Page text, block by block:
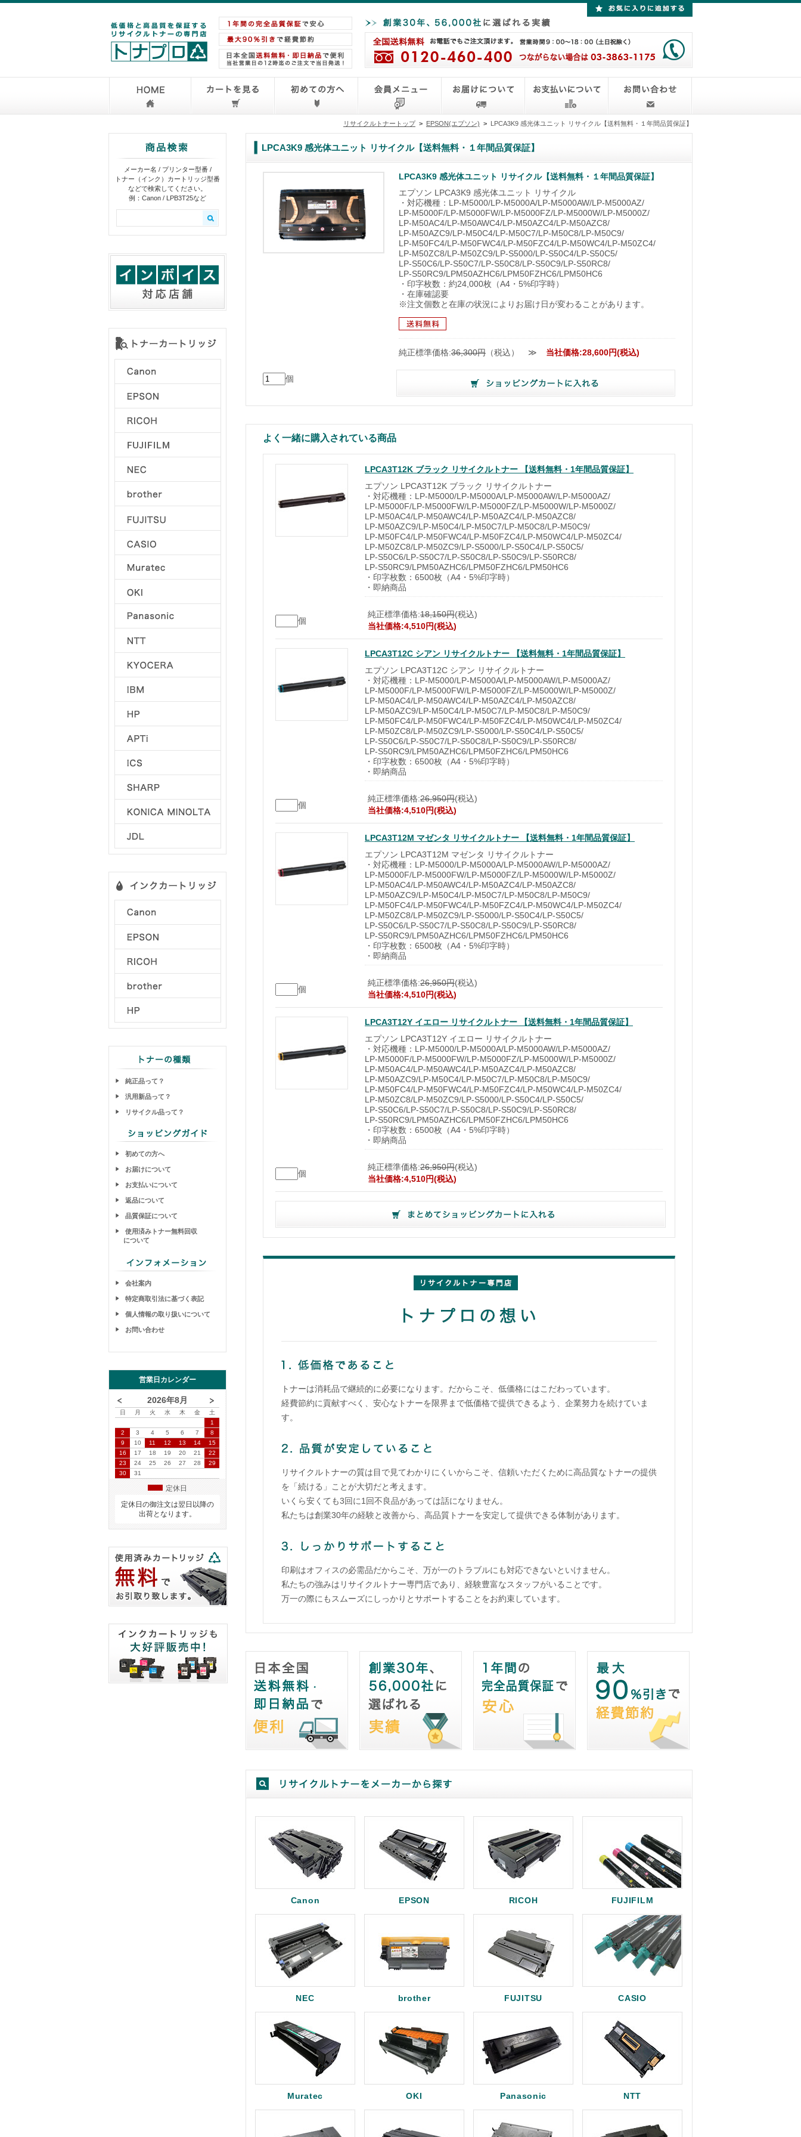
リサイクルトナートップ > EPSON(エプソン) > LPCA3K9 感光体ユニット リサイクル【送料無料・１年間品質保証】
メーカー名 / プリンター型番 /
トナー（インク）カートリッジ型番
などで検索してください。
例：Canon / LPB3T25など
純正品って？
汎用新品って？
リサイクル品って？
初めての方へ
お届けについて
お支払いについて
返品について
品質保証について
使用済みトナー無料回収
について
会社案内
特定商取引法に基づく表記
個人情報の取り扱いについて
お問い合わせ
営業日カレンダー
2026年8月
日 月 火 水 木 金
土
1
2
3 4 5 6 7
8
9
10 11 12 13 14
15
16
17 18 19 20 21
22
23
24 25 26 27 28
29
30
31
定休日
定休日の御注文は翌日以降の
出荷となります。
LPCA3K9 感光体ユニット リサイクル【送料無料・１年間品質保証】
LPCA3K9 感光体ユニット リサイクル【送料無料・１年間品質保証】
エプソン LPCA3K9 感光体ユニット リサイクル
・対応機種：LP-M5000/LP-M5000A/LP-M5000AW/LP-M5000AZ/
LP-M5000F/LP-M5000FW/LP-M5000FZ/LP-M5000W/LP-M5000Z/
LP-M50AC4/LP-M50AWC4/LP-M50AZC4/LP-M50AZC8/
LP-M50AZC9/LP-M50C4/LP-M50C7/LP-M50C8/LP-M50C9/
LP-M50FC4/LP-M50FWC4/LP-M50FZC4/LP-M50WC4/LP-M50ZC4/
LP-M50ZC8/LP-M50ZC9/LP-S5000/LP-S50C4/LP-S50C5/
LP-S50C6/LP-S50C7/LP-S50C8/LP-S50C9/LP-S50RC8/
LP-S50RC9/LPM50AZHC6/LPM50FZHC6/LPM50HC6
・印字枚数：約24,000枚（A4・5%印字時）
・在庫確認要
※注文個数と在庫の状況によりお届け日が変わることがあります。
純正標準価格:36,300円 （税込） ≫ 当社価格:28,600円(税込)
個
よく一緒に購入されている商品
LPCA3T12K ブラック リサイクルトナー 【送料無料・1年間品質保証】
エプソン LPCA3T12K ブラック リサイクルトナー
・対応機種：LP-M5000/LP-M5000A/LP-M5000AW/LP-M5000AZ/
LP-M5000F/LP-M5000FW/LP-M5000FZ/LP-M5000W/LP-M5000Z/
LP-M50AC4/LP-M50AWC4/LP-M50AZC4/LP-M50AZC8/
LP-M50AZC9/LP-M50C4/LP-M50C7/LP-M50C8/LP-M50C9/
LP-M50FC4/LP-M50FWC4/LP-M50FZC4/LP-M50WC4/LP-M50ZC4/
LP-M50ZC8/LP-M50ZC9/LP-S5000/LP-S50C4/LP-S50C5/
LP-S50C6/LP-S50C7/LP-S50C8/LP-S50C9/LP-S50RC8/
LP-S50RC9/LPM50AZHC6/LPM50FZHC6/LPM50HC6
・印字枚数：6500枚（A4・5%印字時）
・即納商品
個
純正標準価格:18,150円(税込)
当社価格:4,510円(税込)
LPCA3T12C シアン リサイクルトナー 【送料無料・1年間品質保証】
エプソン LPCA3T12C シアン リサイクルトナー
・対応機種：LP-M5000/LP-M5000A/LP-M5000AW/LP-M5000AZ/
LP-M5000F/LP-M5000FW/LP-M5000FZ/LP-M5000W/LP-M5000Z/
LP-M50AC4/LP-M50AWC4/LP-M50AZC4/LP-M50AZC8/
LP-M50AZC9/LP-M50C4/LP-M50C7/LP-M50C8/LP-M50C9/
LP-M50FC4/LP-M50FWC4/LP-M50FZC4/LP-M50WC4/LP-M50ZC4/
LP-M50ZC8/LP-M50ZC9/LP-S5000/LP-S50C4/LP-S50C5/
LP-S50C6/LP-S50C7/LP-S50C8/LP-S50C9/LP-S50RC8/
LP-S50RC9/LPM50AZHC6/LPM50FZHC6/LPM50HC6
・印字枚数：6500枚（A4・5%印字時）
・即納商品
個
純正標準価格:26,950円(税込)
当社価格:4,510円(税込)
LPCA3T12M マゼンタ リサイクルトナー 【送料無料・1年間品質保証】
エプソン LPCA3T12M マゼンタ リサイクルトナー
・対応機種：LP-M5000/LP-M5000A/LP-M5000AW/LP-M5000AZ/
LP-M5000F/LP-M5000FW/LP-M5000FZ/LP-M5000W/LP-M5000Z/
LP-M50AC4/LP-M50AWC4/LP-M50AZC4/LP-M50AZC8/
LP-M50AZC9/LP-M50C4/LP-M50C7/LP-M50C8/LP-M50C9/
LP-M50FC4/LP-M50FWC4/LP-M50FZC4/LP-M50WC4/LP-M50ZC4/
LP-M50ZC8/LP-M50ZC9/LP-S5000/LP-S50C4/LP-S50C5/
LP-S50C6/LP-S50C7/LP-S50C8/LP-S50C9/LP-S50RC8/
LP-S50RC9/LPM50AZHC6/LPM50FZHC6/LPM50HC6
・印字枚数：6500枚（A4・5%印字時）
・即納商品
個
純正標準価格:26,950円(税込)
当社価格:4,510円(税込)
LPCA3T12Y イエロー リサイクルトナー 【送料無料・1年間品質保証】
エプソン LPCA3T12Y イエロー リサイクルトナー
・対応機種：LP-M5000/LP-M5000A/LP-M5000AW/LP-M5000AZ/
LP-M5000F/LP-M5000FW/LP-M5000FZ/LP-M5000W/LP-M5000Z/
LP-M50AC4/LP-M50AWC4/LP-M50AZC4/LP-M50AZC8/
LP-M50AZC9/LP-M50C4/LP-M50C7/LP-M50C8/LP-M50C9/
LP-M50FC4/LP-M50FWC4/LP-M50FZC4/LP-M50WC4/LP-M50ZC4/
LP-M50ZC8/LP-M50ZC9/LP-S5000/LP-S50C4/LP-S50C5/
LP-S50C6/LP-S50C7/LP-S50C8/LP-S50C9/LP-S50RC8/
LP-S50RC9/LPM50AZHC6/LPM50FZHC6/LPM50HC6
・印字枚数：6500枚（A4・5%印字時）
・即納商品
個
純正標準価格:26,950円(税込)
当社価格:4,510円(税込)
トナーは消耗品で継続的に必要になります。だからこそ、低価格にはこだわっています。
経費節約に貢献すべく、安心なトナーを限界まで低価格で提供できるよう、企業努力を続けていま
す。
リサイクルトナーの質は目で見てわかりにくいからこそ、信頼いただくために高品質なトナーの提供
を「続ける」ことが大切だと考えます。
いくら安くても3回に1回不良品があっては話になりません。
私たちは創業30年の経験と改善から、高品質トナーを安定して提供できる体制があります。
印刷はオフィスの必需品だからこそ、万が一のトラブルにも対応できないといけません。
私たちの強みはリサイクルトナー専門店であり、経験豊富なスタッフがいることです。
万一の際にもスムーズにしっかりとサポートすることをお約束しています。
Canon EPSON RICOH FUJIFILM
NEC brother FUJITSU CASIO
Muratec OKI Panasonic NTT